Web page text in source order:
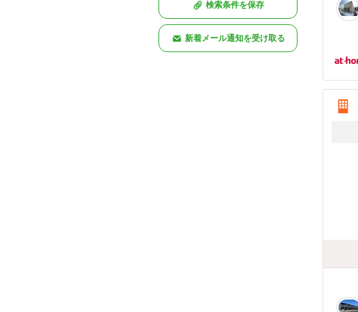
検索条件を保存
新着メール通知を受け取る